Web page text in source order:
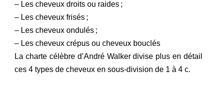
– Les cheveux droits ou raides ;
– Les cheveux frisés ;
– Les cheveux ondulés ;
– Les cheveux crépus ou cheveux bouclés
La charte célèbre d’André Walker divise plus en détail
ces 4 types de cheveux en sous-division de 1 à 4 c.